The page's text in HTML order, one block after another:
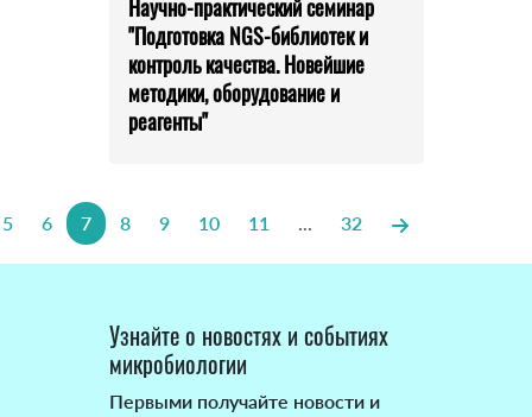
Научно-практический семинар
"Подготовка NGS-библиотек и
контроль качества. Новейшие
методики, оборудование и
реагенты"
5 6 7 8 9 10 11 ... 32
Узнайте о новостях и событиях
микробиологии
Первыми получайте новости и